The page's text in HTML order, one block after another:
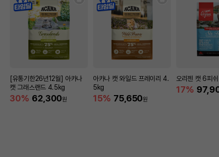
[유통기한26년12월] 아카나
캣 그래스랜드 4.5kg
30% 62,300원
아카나 캣 와일드 프레이리 4.
5kg
15% 75,650원
오리젠 캣 6피
17%